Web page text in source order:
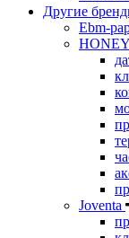
Другие
Ebm-
Joventa